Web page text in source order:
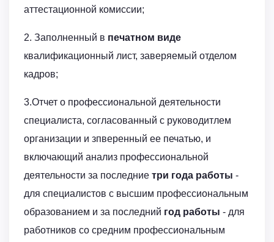
аттестационной комиссии;
2. Заполненный в печатном виде
квалификационный лист, заверяемый отделом
кадров;
3.Отчет о профессиональной деятельности
специалиста, согласованный с руководитлем
организации и зпверенный ее печатью, и
включающий анализ профессиональной
деятельности за последние три года работы -
для специалистов с высшим профессиональным
образованием и за последний год работы - для
работников со средним профессиональным